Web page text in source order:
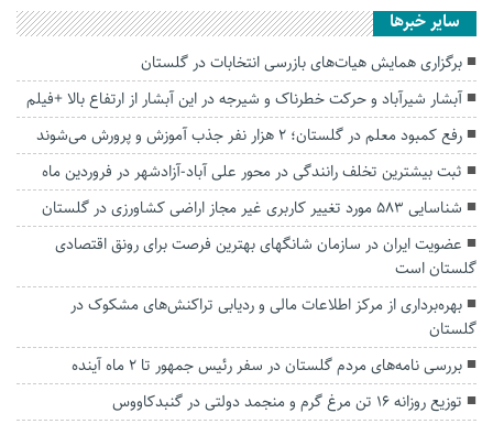
سایر خبرها
برگزاری همایش هیات‌های بازرسی انتخابات در گلستان
آبشار شیرآباد و حرکت خطرناک و شیرجه در این آبشار از ارتفاع بالا +فیلم
رفع کمبود معلم در گلستان؛ ۲ هزار نفر جذب آموزش و پرورش می‌شوند
ثبت بیشترین تخلف رانندگی در محور علی آباد-آزادشهر در فروردین ماه
شناسایی ۵۸۳ مورد تغییر کاربری غیر مجاز اراضی کشاورزی در گلستان
عضویت ایران در سازمان شانگهای بهترین فرصت برای رونق اقتصادی
گلستان است
بهره‌برداری از مرکز اطلاعات مالی و ردیابی تراکنش‌های مشکوک در
گلستان
بررسی نامه‌های مردم گلستان در سفر رئیس جمهور تا ۲ ماه آینده
توزیع روزانه ۱۶ تن مرغ گرم و منجمد دولتی در گنبدکاووس